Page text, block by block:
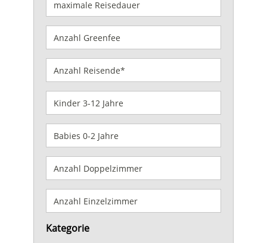
Kategorie